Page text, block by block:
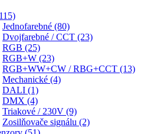
Jednofarebné (80)
Dvojfarebné / CCT (23)
RGB (25)
RGB+W (23)
RGB+WW+CW / RBG+CCT (13)
Mechanické (4)
DALI (1)
DMX (4)
Triakové / 230V (9)
Zosilňovače signálu (2)